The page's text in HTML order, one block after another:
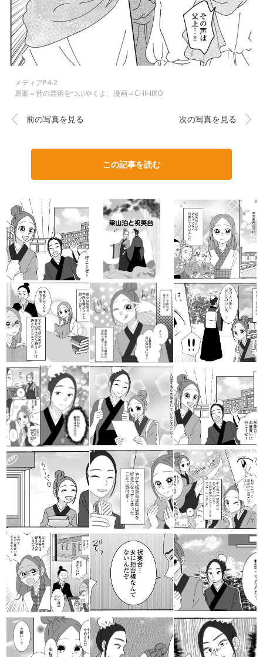
メディアP4-2
原案＝昔の芸術をつぶやくよ、漫画＝CHIHIRO
前の写真を見る 次の写真を見る
この記事を読む